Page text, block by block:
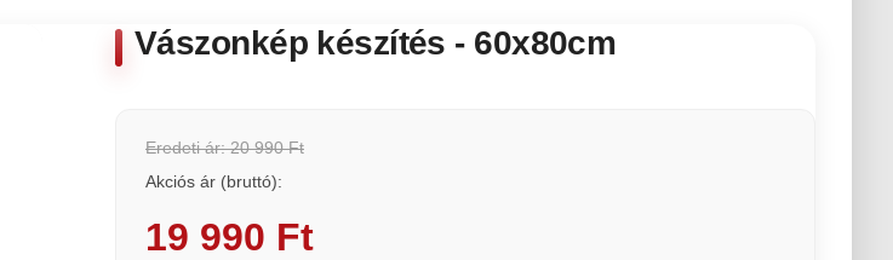
Vászonkép készítés - 60x80cm
Eredeti ár: 20 990 Ft
Akciós ár (bruttó):
19 990 Ft